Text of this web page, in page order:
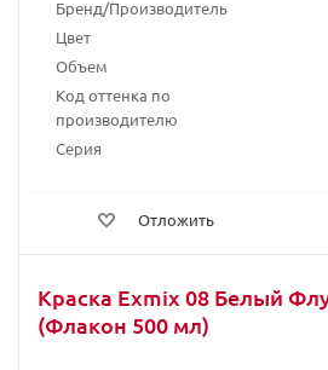
Бренд/Производитель
Цвет
Объем
Код оттенка по
производителю
Серия
Отложить
Краска Exmix 08 Белый
(Флакон 500 мл)